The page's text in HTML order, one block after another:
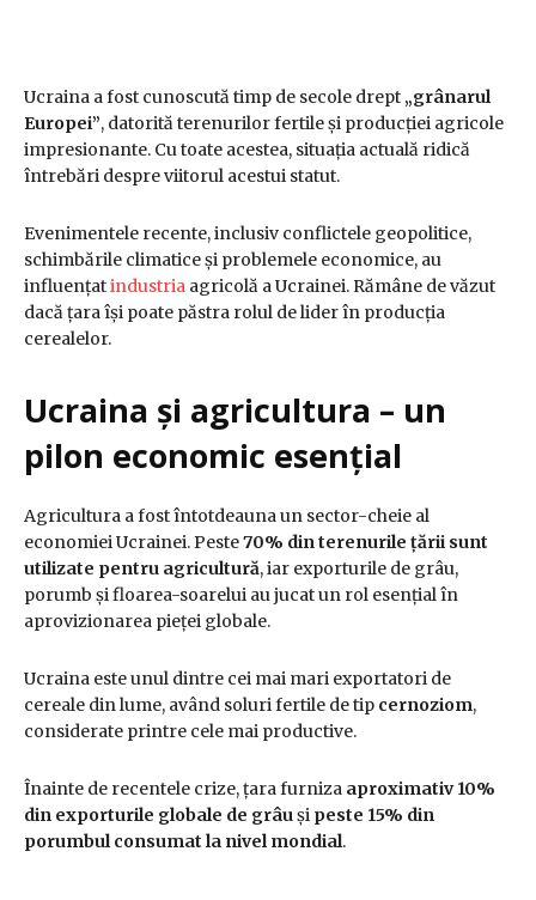
Ucraina a fost cunoscută timp de secole drept „grânarul
Europei”, datorită terenurilor fertile și producției agricole
impresionante. Cu toate acestea, situația actuală ridică
întrebări despre viitorul acestui statut.
Evenimentele recente, inclusiv conflictele geopolitice,
schimbările climatice și problemele economice, au
influențatindustria agricolă a Ucrainei. Rămâne de văzut
dacă țara își poate păstra rolul de lider în producția
cerealelor.
Ucraina și agricultura – un
pilon economic esențial
Agricultura a fost întotdeauna un sector-cheie al
economiei Ucrainei. Peste70% din terenurile țării sunt
utilizate pentru agricultură, iar exporturile de grâu,
porumb și floarea-soarelui au jucat un rol esențial în
aprovizionarea pieței globale.
Ucraina este unul dintre cei mai mari exportatori de
cereale din lume, având soluri fertile de tip cernoziom,
considerate printre cele mai productive.
Înainte de recentele crize, țara furniza aproximativ 10%
din exporturile globale de grâuși peste 15% din
porumbul consumat la nivel mondial.